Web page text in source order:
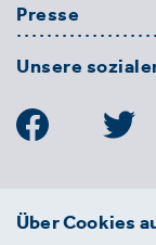
Presse
Unsere
BDE
Über Cookies